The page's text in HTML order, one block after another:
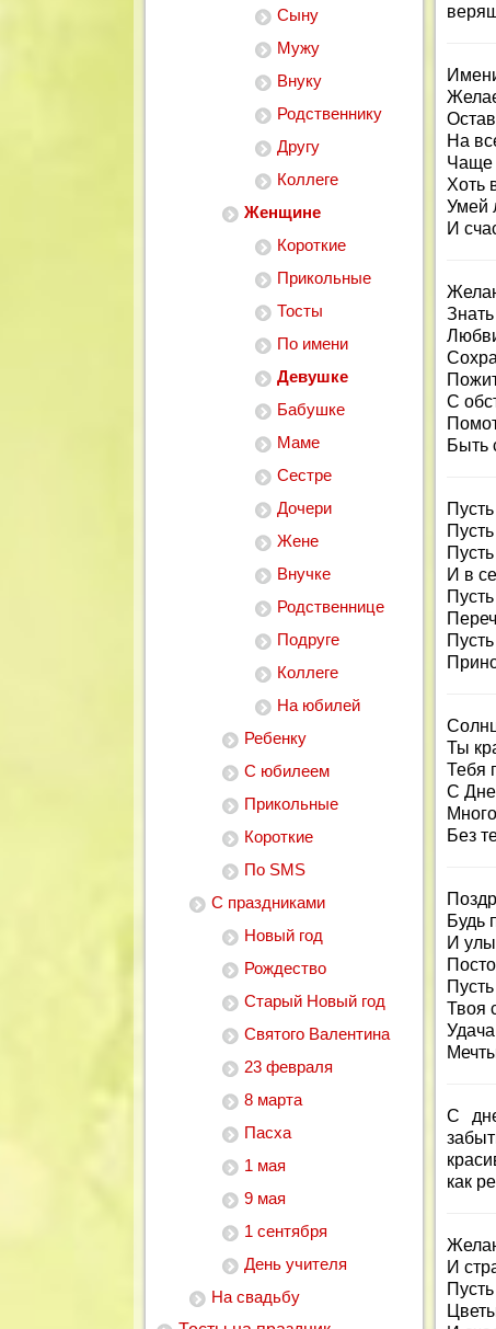
Сыну
Мужу
Внуку
Родственнику
Другу
Коллеге
Женщине
Короткие
Прикольные
Тосты
По имени
Девушке
Бабушке
Маме
Сестре
Дочери
Жене
Внучке
Родственнице
Подруге
Коллеге
На юбилей
Ребенку
С юбилеем
Прикольные
Короткие
По SMS
С праздниками
Новый год
Рождество
Старый Новый год
Святого Валентина
23 февраля
8 марта
Пасха
1 мая
9 мая
1 сентября
День учителя
На свадьбу
На
Чаще
Хоть
Умей
И
С
Быть
И в
Ты
Тебя
С
Без
Будь
И
Твоя
Удача
С
как
И